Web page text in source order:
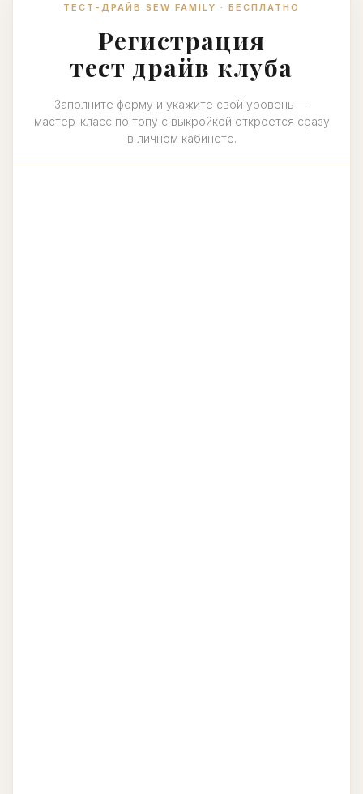
ТЕСТ-ДРАЙВ SEW FAMILY · БЕСПЛАТНО
Регистрация
тест драйв клуба
Заполните форму и укажите свой уровень —
мастер-класс по топу с выкройкой откроется сразу
в личном кабинете.